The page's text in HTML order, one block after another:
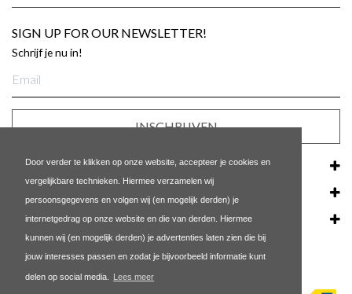
Door verder te klikken op onze website, accepteer je cookies en
vergelijkbare technieken. Hiermee verzamelen wij
persoonsgegevens en volgen wij (en mogelijk derden) je
internetgedrag op onze website en die van derden. Hiermee
kunnen wij (en mogelijk derden) je advertenties laten zien die bij
jouw interesses passen en zodat je bijvoorbeeld informatie kunt
delen op social media. Lees meer
SIGN UP FOR OUR NEWSLETTER!
Schrijf je nu in!
mailadres
INSCHRIJVEN
KLANTENSERVICE
ONS BEDRIJF
POPULAIRE LINKS